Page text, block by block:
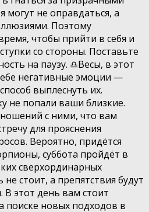
не оправдаться, а
Поэтому
чтобы прийти в себя и
со стороны. Поставьте
на паузу. ♎️Весы, в этот
негативные эмоции —
выплеснуть их.
не попали ваши близкие.
с ними, что вам
для прояснения
Вероятно, придётся
суббота пройдёт в
сверхординарных
стоит, а препятствия будут
этот день вам стоит
поиске новых подходов в